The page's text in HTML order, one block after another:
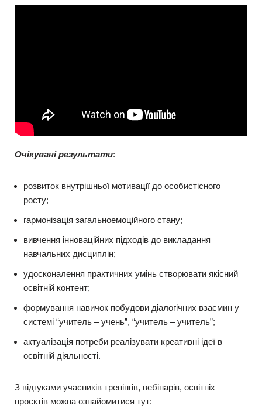
Очікувані результати:
розвиток внутрішньої мотивації до особистісного
росту;
гармонізація загальноемоційного стану;
вивчення інноваційних підходів до викладання
навчальних дисциплін;
удосконалення практичних умінь створювати якісний
освітній контент;
формування навичок побудови діалогічних взаємин у
системі “учитель – учень”, “учитель – учитель”;
актуалізація потреби реалізувати креативні ідеї в
освітній діяльності.
З відгуками учасників тренінгів, вебінарів, освітніх
проєктів можна ознайомитися тут: